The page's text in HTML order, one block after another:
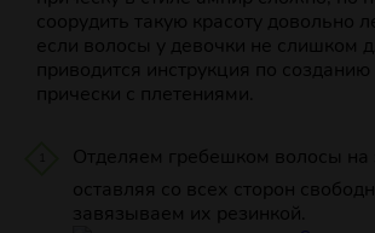
соорудить такую красоту довольно
если волосы у девочки не слишком
приводится инструкция по
прически с плетениями.
Отделяем гребешком волосы на
оставляя со всех сторон
завязываем их резинкой.